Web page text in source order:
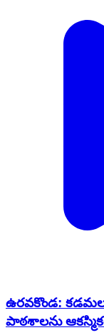
ఉరవకొండ:
పాఠశాలను